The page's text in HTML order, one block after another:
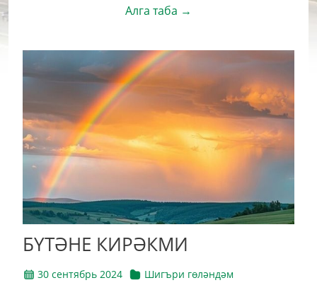
Алга таба →
БҮТӘНЕ КИРӘКМИ
30 сентябрь 2024
Шигъри гөләндәм